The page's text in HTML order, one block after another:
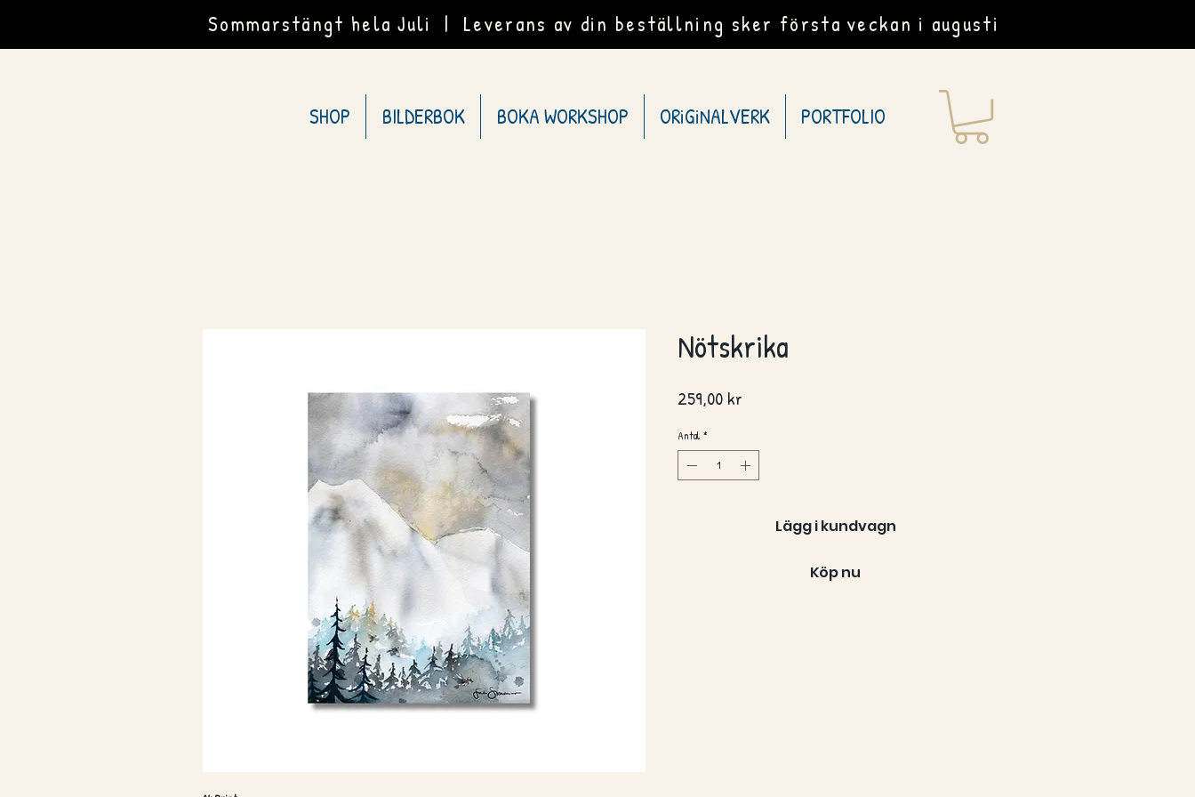
Sommarstängt hela Juli | Leverans av din beställning sker första veckan i augusti
SHOP BILDERBOK BOKA WORKSHOP ORiGiNALVERK PORTFOLIO
Nötskrika
259,00 kr
Antal *
Lägg i kundvagn
Köp nu